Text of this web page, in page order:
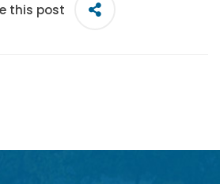
this post